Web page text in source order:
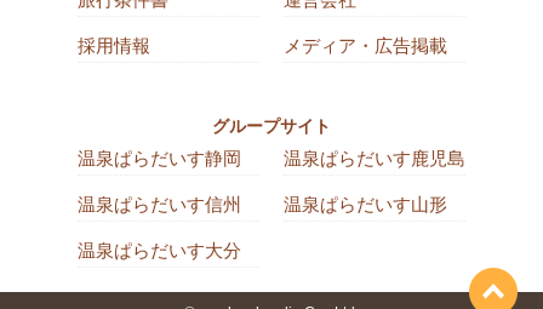
採用情報 メディア・広告掲載
グループサイト
温泉ぱらだいす静岡 温泉ぱらだいす鹿児島
温泉ぱらだいす信州 温泉ぱらだいす山形
温泉ぱらだいす大分